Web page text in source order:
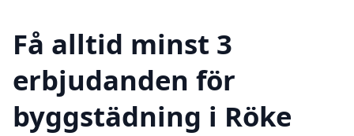
Få alltid minst 3
erbjudanden för
byggstädning i Röke